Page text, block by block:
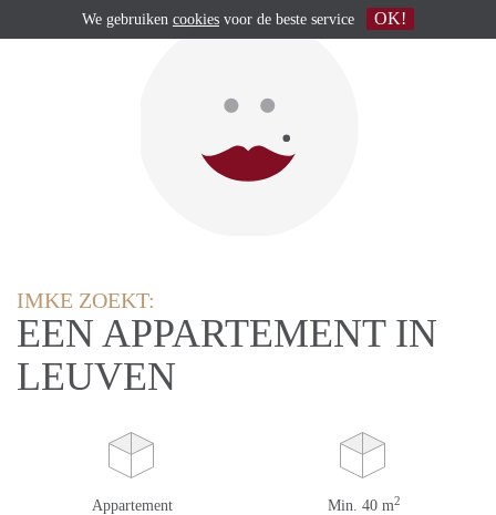
IMKE ZOEKT:
EEN APPARTEMENT IN
LEUVEN
Appartement Min. 40 m2
We gebruiken cookies voor de beste service OK!